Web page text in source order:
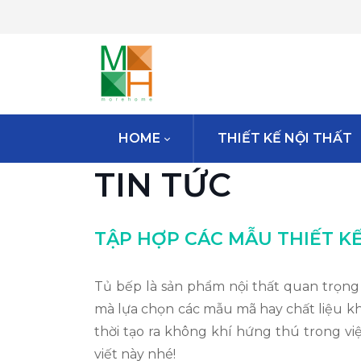
HOME THIẾT KẾ NỘI THẤT
TIN TỨC
TẬP HỢP CÁC MẪU THIẾT
Tủ bếp là sản phẩm nội thất quan
mà lựa chọn các mẫu mã hay chất liệu
thời tạo ra không khí hứng thú trong
viết này nhé!